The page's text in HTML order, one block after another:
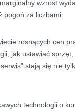
wzrost
pogoń za liczbami.
rosnących cen
jak ustawiać sprzęt,
stają się nie
technologii o